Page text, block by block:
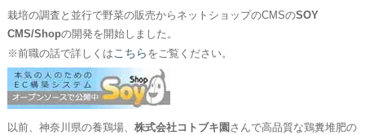
栽培の調査と並行で野菜の販売からネットショップのCMSのSOY
CMS/Shopの開発を開始しました。
※前職の話で詳しくはこちら をご覧ください。
以前、神奈川県の養鶏場、 株式会社コトブキ園 さんで高品質な鶏糞堆肥の